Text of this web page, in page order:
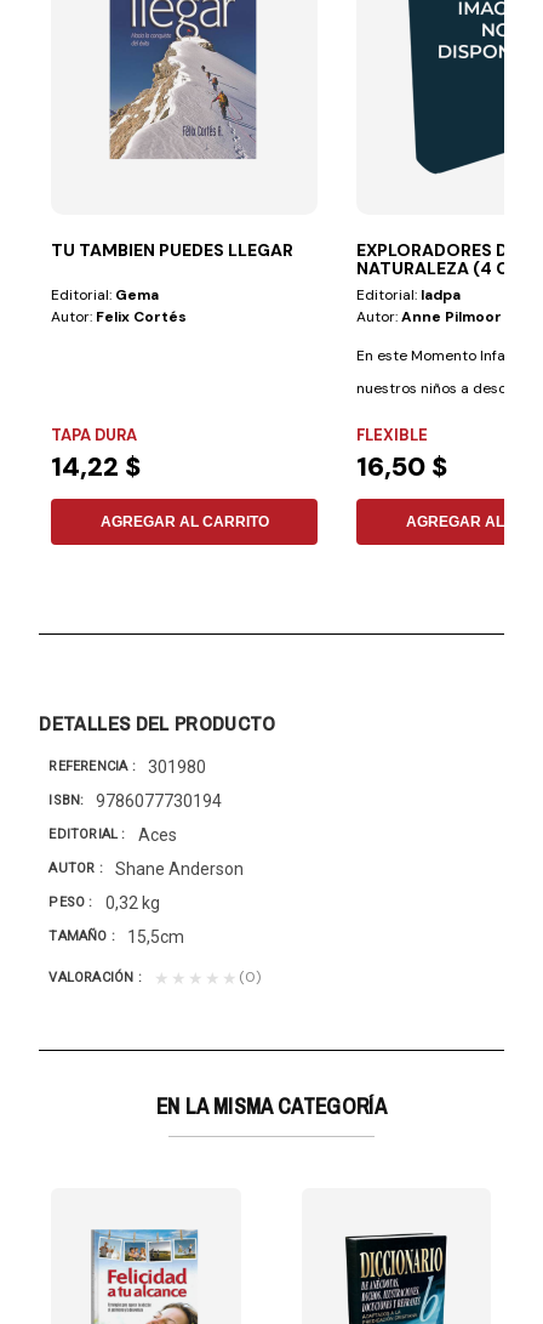
TU TAMBIEN PUEDES LLEGAR
Editorial: Gema
Autor: Felix Cortés
TAPA DURA
14,22 $
AGREGAR AL CARRITO
EXPLORADORES DE LA
NATURALEZA (4
Editorial: Iadpa
Autor:Anne Pilmoor
En este Momento Infantil
nuestros niños a
FLEXIBLE
16,50 $
AGREGAR AL
DETALLES DEL PRODUCTO
REFERENCIA 301980
ISBN 9786077730194
EDITORIAL Aces
AUTOR Shane Anderson
PESO 0,32 kg
TAMAÑO 15,5cm
VALORACIÓN ★★★★★ (0)
EN LA MISMA CATEGORÍA
NUEVO.T./S-Z